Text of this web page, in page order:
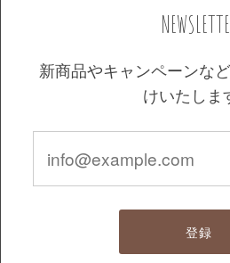
新商品やキャンペーンな
けいたしま
登録